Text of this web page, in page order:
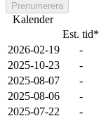
Prenumerera
Kalender
Est. tid*
2026-02-19
-
2025-10-23
-
2025-08-07
-
2025-08-06
-
2025-07-22
-